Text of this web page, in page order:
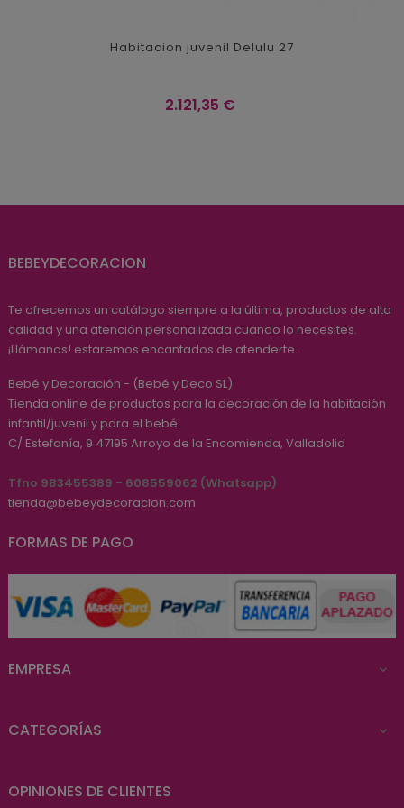
Habitacion juvenil Delulu 27
Precio
2.121,35 €
BEBEYDECORACION
Te ofrecemos un catálogo siempre a la última, productos de alta
calidad y una atención personalizada cuando lo necesites.
¡Llámanos! estaremos encantados de atenderte.
Bebé y Decoración - (Bebé y Deco SL)
Tienda online de productos para la decoración de la habitación
infantil/juvenil y para el bebé.
C/ Estefanía, 9 47195 Arroyo de la Encomienda, Valladolid
Tfno 983455389 - 608559062 (Whatsapp)
tienda@bebeydecoracion.com
FORMAS DE PAGO
EMPRESA 
CATEGORÍAS 
OPINIONES DE CLIENTES